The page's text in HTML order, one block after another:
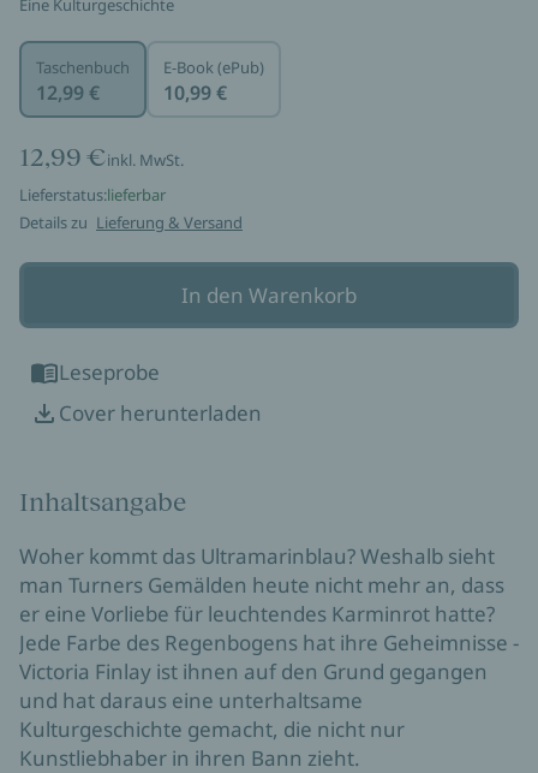
Eine Kulturgeschichte
Taschenbuch
12,99 €
E-Book (ePub)
10,99 €
12,99 €inkl. MwSt.
Lieferstatus:lieferbar
Details zu Lieferung & Versand
In den Warenkorb
Leseprobe
Cover herunterladen
Inhaltsangabe
Woher kommt das Ultramarinblau? Weshalb sieht
man Turners Gemälden heute nicht mehr an, dass
er eine Vorliebe für leuchtendes Karminrot hatte?
Jede Farbe des Regenbogens hat ihre Geheimnisse -
Victoria Finlay ist ihnen auf den Grund gegangen
und hat daraus eine unterhaltsame
Kulturgeschichte gemacht, die nicht nur
Kunstliebhaber in ihren Bann zieht.